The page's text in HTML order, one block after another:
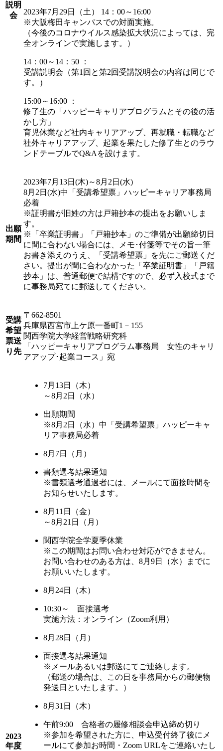
説明
会
2023年7月29日（土） 14：00～16:00
※大阪梅田キャンパスでの対面実施。
（今後のコロナウイルス感染拡大状況によっては、完
全オンラインで実施します。）
14：00～14：50 ：
受講説明会（第1回と第2回受講説明会の内容は同じで
す。）
15:00～16:00 ：
修了生の「ハッピーキャリアプログラムとその後の活
かし方」
育児休業など社内キャリアアップ、再就職・転職など
社外キャリアアップ、起業を果たした修了生とのラウ
ンドテーブルでQ&Aを設けます。
出願
期間
2023年7月13日(木)～8月2日(水)
8月2日(水)中「受講希望票」ハッピーキャリア事務局
必着
※証明書が旧姓の方は戸籍抄本の提出をお願いしま
す。
※「卒業証明書」「戸籍抄本」のご準備が出願締切日
に間に合わない場合には、メモ･付箋等でその旨一筆
お書き添えのうえ、「受講希望票」を先にご郵送くだ
さい。提出が間に合わなかった「卒業証明書」「戸籍
抄本」は、普通郵便で結構ですので、必ず入校式まで
に事務局宛てに郵送してください。
受講
希望
票送
り先
〒662-8501
兵庫県西宮市上ケ原一番町1－155
関西学院大学経営戦略研究科
「ハッピーキャリアプログラム事務局 女性のキャリ
アアップ･起業コース」宛
2023
年度
7月13日（木）
～8月2日（水）
出願期間
※8月2日（水）中「受講希望票」ハッピーキャ
リア事務局必着
8月7日（月）
書類選考結果通知
※書類選考通過者には、メールにて面接時間を
お知らせいたします。
8月11日（金）
～8月21日（月）
関西学院全学夏季休業
※この期間はお問い合わせ対応ができません。
お問い合わせのある方は、8月9日（水）までに
お願いいたします。
8月24日（木）
10:30～ 面接選考
実施方法：オンライン（Zoom利用）
8月28日（月）
面接選考結果通知
※メールあるいは郵送にてご連絡します。
（郵送の場合は、この日を事務局からの郵便物
発送日といたします。）
8月31日（木）
午前9:00 合格者の履修相談会申込締め切り
※参加を希望された方に、申込受付終了後にメ
ールにて参加お時間・Zoom URLをご連絡いたし